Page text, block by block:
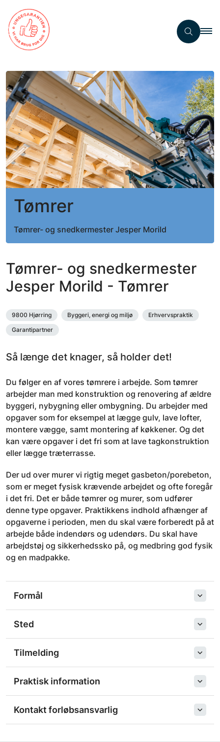
Tømrer
Tømrer- og snedkermester Jesper Morild
Tømrer- og snedkermester
Jesper Morild - Tømrer
9800 Hjørring Byggeri, energi og miljø
Erhvervspraktik
Garantipartner
Så længe det knager, så holder det!
Du følger en af vores tømrere i arbejde. Som tømrer
arbejder man med konstruktion og renovering af ældre
byggeri, nybygning eller ombygning. Du arbejder med
opgaver som for eksempel at lægge gulv, lave lofter,
montere vægge, samt montering af køkkener. Og det
kan være opgaver i det fri som at lave tagkonstruktion
eller lægge træterrasse.
Der ud over murer vi rigtig meget gasbeton/porebeton,
som er meget fysisk krævende arbejdet og ofte foregår
i det fri. Det er både tømrer og murer, som udfører
denne type opgaver. Praktikkens indhold afhænger af
opgaverne i perioden, men du skal være forberedt på at
arbejde både indendørs og udendørs. Du skal have
arbejdstøj og sikkerhedssko på, og medbring god fysik
og en madpakke.
Formål
Sted
Tilmelding
Praktisk information
Kontakt forløbsansvarlig